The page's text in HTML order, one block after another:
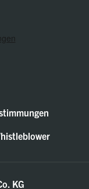
KG